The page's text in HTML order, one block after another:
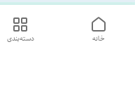
دسته‌بندی خانه